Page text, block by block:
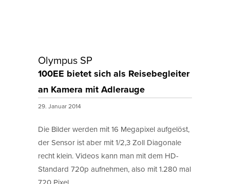
Olympus SP
100EE bietet sich als Reisebegleiter
an Kamera mit Adlerauge
29. Januar 2014
Die Bilder werden mit 16 Megapixel aufgelöst,
der Sensor ist aber mit 1/2,3 Zoll Diagonale
recht klein. Videos kann man mit dem HD-
Standard 720p aufnehmen, also mit 1.280 mal